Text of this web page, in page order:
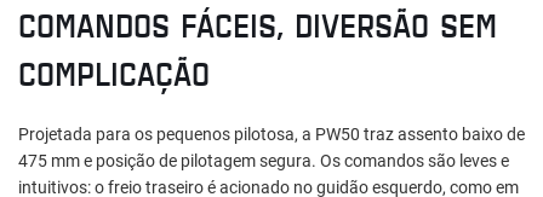
COMANDOS FÁCEIS, DIVERSÃO SEM
COMPLICAÇÃO
Projetada para os pequenos pilotosa, a PW50 traz assento baixo de
475 mm e posição de pilotagem segura. Os comandos são leves e
intuitivos: o freio traseiro é acionado no guidão esquerdo, como em